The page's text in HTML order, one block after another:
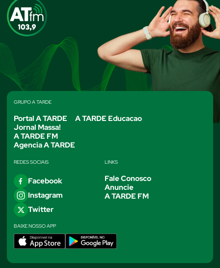
GRUPO A TARDE
Portal A TARDE
Jornal Massa!
A TARDE FM
Agencia A TARDE
A TARDE Educacao
LINKS
Fale Conosco
Anuncie
A TARDE FM
REDES SOCIAIS
Facebook
Instagram
Twitter
BAIXE NOSSO APP